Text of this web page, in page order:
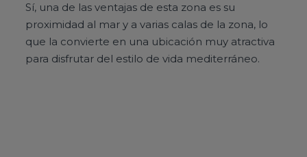
Sí, una de las ventajas de esta zona es su
proximidad al mar y a varias calas de la zona, lo
que la convierte en una ubicación muy atractiva
para disfrutar del estilo de vida mediterráneo.